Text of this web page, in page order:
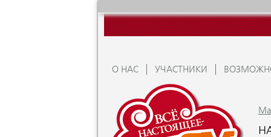
О НАС УЧАСТНИКИ